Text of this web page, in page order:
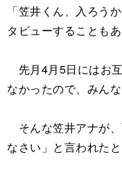
「笠井くん、入ろう
タビューすることもあ
先月4月5日にはお
なかったので、みん
そんな笠井アナが
なさい」と言われた